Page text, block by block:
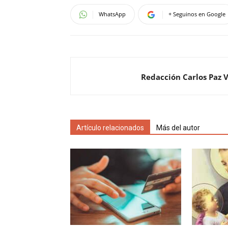
WhatsApp + Seguinos en Google
Redacción Carlos Paz
Artículo relacionados Más del autor